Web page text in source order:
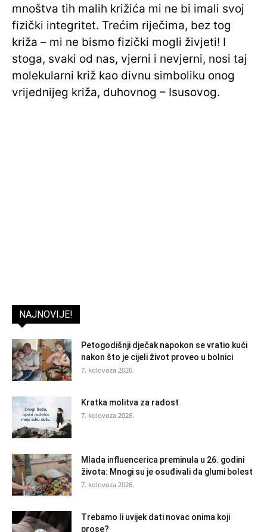
mnoštva tih malih križića mi ne bi imali svoj
fizički integritet. Trećim riječima, bez tog
križa – mi ne bismo fizički mogli živjeti! I
stoga, svaki od nas, vjerni i nevjerni, nosi taj
molekularni križ kao divnu simboliku onog
vrijednijeg križa, duhovnog – Isusovog.
NAJNOVIJE!
Petogodišnji dječak napokon se vratio kući
nakon što je cijeli život proveo u bolnici
7. kolovoza 2026.
Kratka molitva za radost
7. kolovoza 2026.
Mlada influencerica preminula u 26. godini
života: Mnogi su je osuđivali da glumi bolest
7. kolovoza 2026.
Trebamo li uvijek dati novac onima koji
prose?